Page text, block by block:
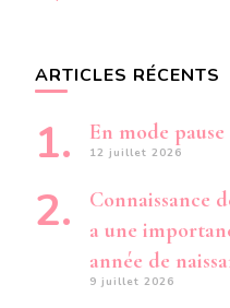
ARTICLES RÉCENTS
En mode pause
12 juillet 2026
Connaissance
a une
année de
9 juillet 2026